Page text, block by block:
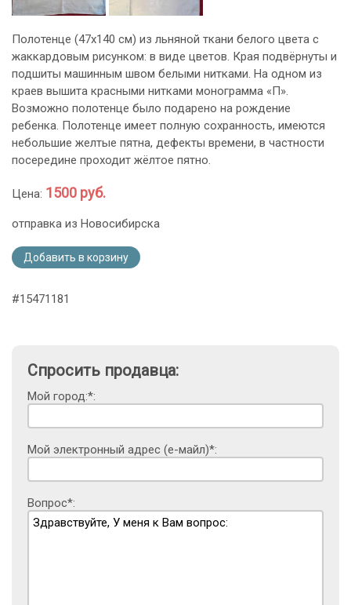
Полотенце (47х140 см) из льняной ткани белого цвета с
жаккардовым рисунком: в виде цветов. Края подвёрнуты и
подшиты машинным швом белыми нитками. На одном из
краев вышита красными нитками монограмма «П».
Возможно полотенце было подарено на рождение
ребенка. Полотенце имеет полную сохранность, имеются
небольшие желтые пятна, дефекты времени, в частности
посередине проходит жёлтое пятно.
Цена: 1500 руб.
отправка из Новосибирска
Добавить в корзину
#15471181
Спросить продавца:
Мой город:*:
Мой электронный адрес (е-майл)*:
Вопрос*: